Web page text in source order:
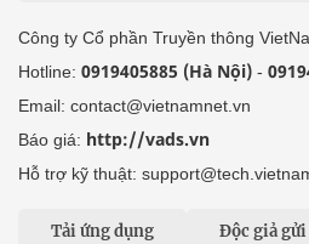
Công ty Cổ phần Truyền thông
Hotline: 0919405885 (Hà Nội) -
Email: contact@vietnamnet.vn
Báo giá: http://vads.vn
Hỗ trợ kỹ thuật:
Tải ứng dụng Độc giả gửi